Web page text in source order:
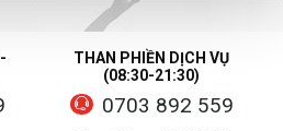
THAN PHIỀN DỊCH VỤ
(08:30-21:30)
0703 892 559